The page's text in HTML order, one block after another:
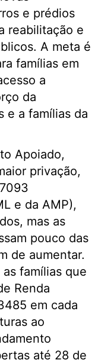
e prédios
reabilitação e
A meta é
famílias em
a
da
e a famílias da
Apoiado,
privação,
e da AMP),
mas as
pouco das
de aumentar.
famílias que
Renda
em cada
ao
até 28 de